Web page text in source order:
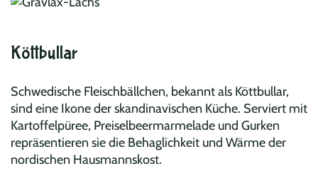
Köttbullar
Schwedische Fleischbällchen, bekannt als Köttbullar,
sind eine Ikone der skandinavischen Küche. Serviert mit
Kartoffelpüree, Preiselbeermarmelade und Gurken
repräsentieren sie die Behaglichkeit und Wärme der
nordischen Hausmannskost.